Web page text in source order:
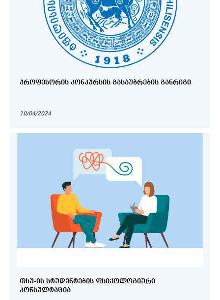
ᲞᲠᲝᲤᲔᲡᲝᲠᲘᲡ ᲙᲝᲜᲙᲣᲠᲡᲘᲡ ᲒᲐᲡᲐᲣᲑᲠᲔᲑᲘᲡ ᲒᲐᲜᲠᲘᲒᲘ
10/04/2024
ᲗᲡᲣ-ᲘᲡ ᲡᲢᲣᲓᲔᲜᲢᲔᲑᲘᲡ ᲤᲡᲘᲥᲝᲚᲝᲒᲘᲣᲠᲘ
ᲙᲝᲜᲡᲣᲚᲢᲐᲪᲘᲐ